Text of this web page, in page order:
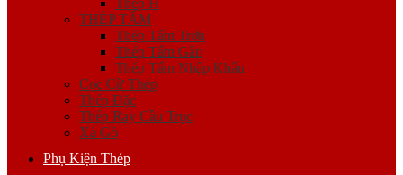
Thép H
THÉP TẤM
Thép Tấm Trơn
Thép Tấm Gân
Thép Tấm Nhập Khẩu
Cọc Cừ Thép
Thép Đặc
Thép Ray Cầu Trục
Xà Gồ
Phụ Kiện Thép